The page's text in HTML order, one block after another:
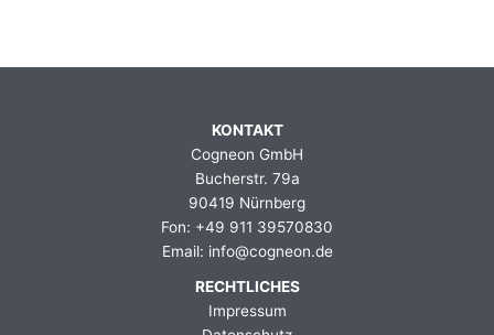
KONTAKT
Cogneon GmbH
Bucherstr. 79a
90419 Nürnberg
Fon: +49 911 39570830
Email: info@cogneon.de
RECHTLICHES
Impressum